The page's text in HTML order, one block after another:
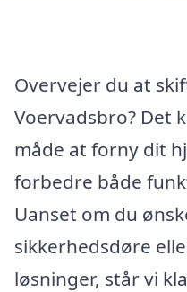
Overvejer du at
Voervadsbro? Det
måde at forny dit
forbedre både
Uanset om du
sikkerhedsdøre
løsninger, står vi